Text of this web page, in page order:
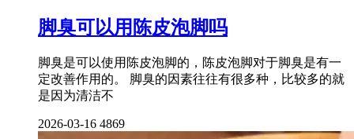
脚臭可以用陈皮泡脚吗
脚臭是可以使用陈皮泡脚的，陈皮泡脚对于脚臭是有一
定改善作用的。 脚臭的因素往往有很多种，比较多的就
是因为清洁不
2026-03-16 4869